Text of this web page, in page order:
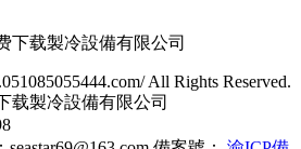
All Rights Reserved.
载製冷設備有限公司